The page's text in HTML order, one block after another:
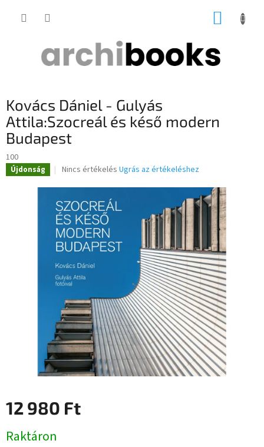
KOSÁR
Kovács Dániel - Gulyás
Attila:Szocreál és késő modern
Budapest
100
Újdonság
A
átlagos
értékelése
5-
ből
0,0
csillag.
Nincs értékelés Ugrás az értékeléshez
12 980 Ft
Raktáron